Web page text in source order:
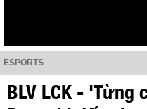
ESPORTS
BLV LCK - 'Từng